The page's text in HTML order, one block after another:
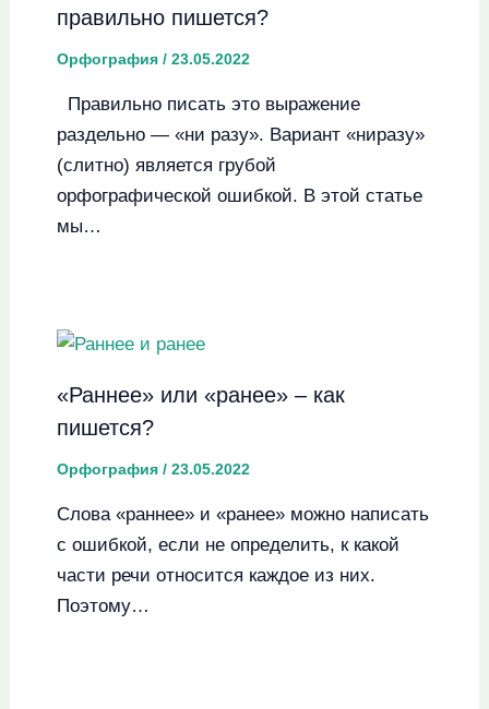
правильно пишется?
Орфография/ 23.05.2022
Правильно писать это выражение
раздельно — «ни разу». Вариант «ниразу»
(слитно) является грубой
орфографической ошибкой. В этой статье
мы…
«Раннее» или «ранее» – как
пишется?
Орфография/ 23.05.2022
Слова «раннее» и «ранее» можно написать
с ошибкой, если не определить, к какой
части речи относится каждое из них.
Поэтому…